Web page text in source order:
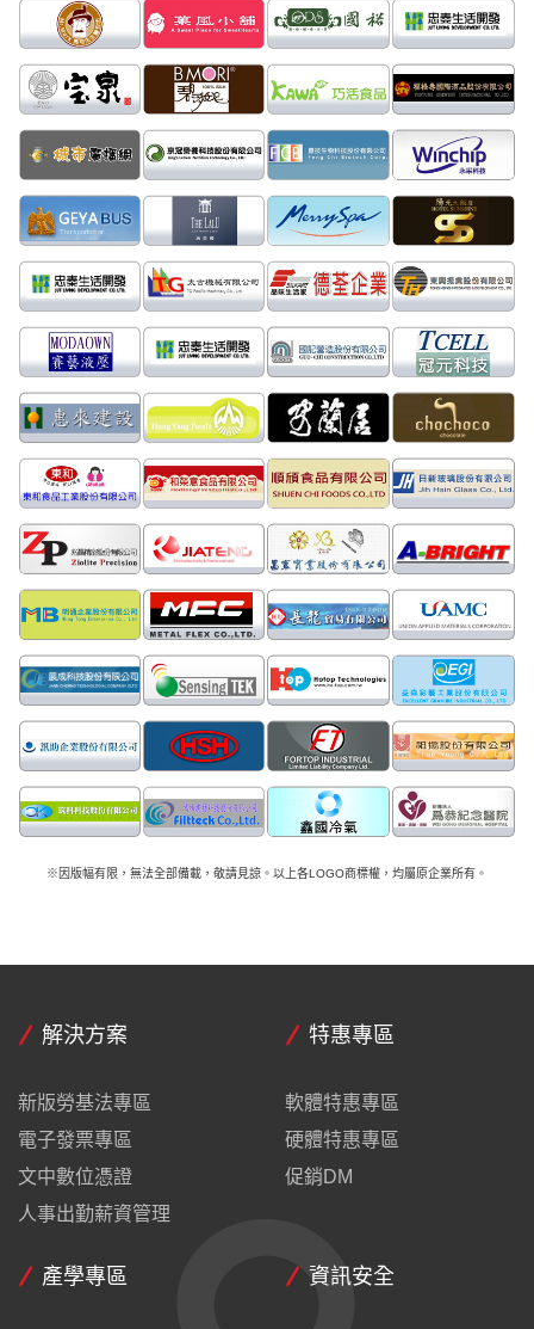
※因版幅有限，無法全部備載，敬請見諒。以上各LOGO商標權，均屬原企業所有。
解決方案
新版勞基法專區
電子發票專區
文中數位憑證
人事出勤薪資管理
特惠專區
軟體特惠專區
硬體特惠專區
促銷DM
產學專區 資訊安全